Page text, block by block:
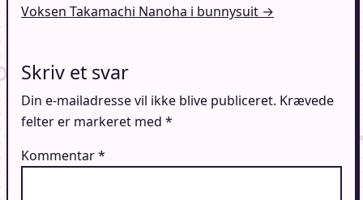
Voksen Takamachi Nanoha i bunnysuit →
Skriv et svar
Din e-mailadresse vil ikke blive publiceret. Krævede
felter er markeret med *
Kommentar*